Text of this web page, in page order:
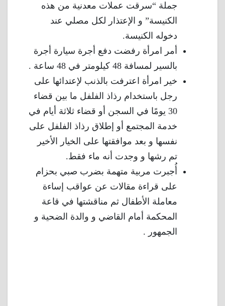
جملة “سرقت عملات معدنية من هذه
الكنيسة” و الإعتذار لكل مصلي عند
دخوله الكنيسة.
أمر امرأة رفضت دفع أجرة سيارة أجرة
بالسير لمسافة 48 كيلومتر في 48 ساعة .
خير امرأة اعترفت بالذنب لإعتدائها على
رجل باستخدام رذاذ الفلفل ما بين قضاء
30 يومًا في السجن أو قضاء ثلاثة أيام في
خدمة المجتمع أو إطلاق رذاذ الفلفل على
نفسها و بعد موافقتها على الخيار الأخير
تم رشها و وجدت أنه ماء فقط.
أُجبرت مربية متهمة بضرب صبي بحزام
على قراءة مقالات عن عواقب إساءة
معاملة الأطفال ثم مناقشتها في قاعة
المحكمة أمام القاضي و والدة الضحية و
الجمهور .